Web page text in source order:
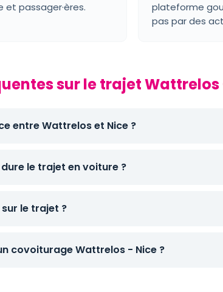
et passager·ères.
plateforme
pas par des
sur le trajet Wattrelos
entre Wattrelos et Nice ?
le trajet en voiture ?
le trajet ?
covoiturage Wattrelos - Nice ?